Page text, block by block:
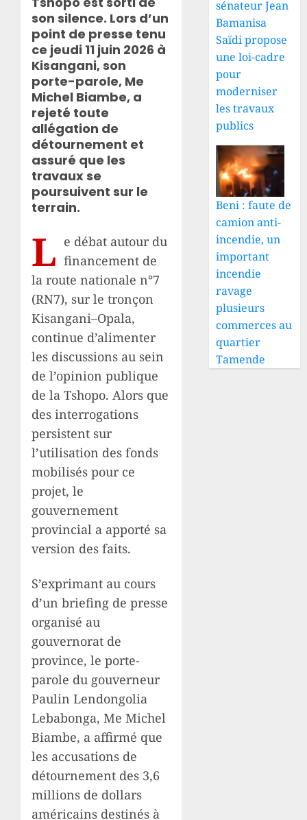
son silence. Lors d’un
point de presse tenu
ce jeudi 11 juin 2026 à
Kisangani, son
porte-parole, Me
Michel Biambe, a
rejeté toute
allégation de
détournement et
assuré que les
travaux se
poursuivent sur le
terrain.
L e débat autour du
financement de
la route nationale n°7
(RN7), sur le tronçon
Kisangani–Opala,
continue d’alimenter
les discussions au sein
de l’opinion publique
de la Tshopo. Alors que
des interrogations
persistent sur
l’utilisation des fonds
mobilisés pour ce
projet, le
gouvernement
provincial a apporté sa
version des faits.
S’exprimant au cours
d’un briefing de presse
organisé au
gouvernorat de
province, le porte-
parole du gouverneur
Paulin Lendongolia
Lebabonga, Me Michel
Biambe, a affirmé que
les accusations de
détournement des 3,6
millions de dollars
américains destinés à
sénateur Jean
Bamanisa
Saïdi propose
une loi-cadre
pour
moderniser
les travaux
publics
Beni : faute de
camion anti-
incendie, un
important
incendie
ravage
plusieurs
commerces au
quartier
Tamende